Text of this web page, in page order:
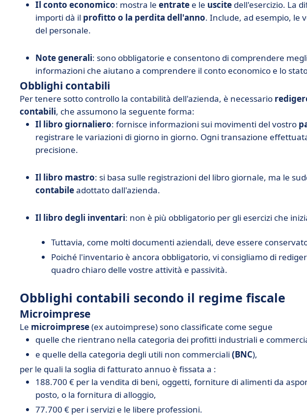
Il conto economico: mostra le entrate e le uscite dell'esercizio. La
importi dà il profitto o la perdita dell'anno. Include, ad esempio, le
del personale.
Note generali: sono obbligatorie e consentono di comprendere
informazioni che aiutano a comprendere il conto economico e lo
Obblighi contabili
Per tenere sotto controllo la contabilità dell'azienda, è necessario
contabili, che assumono la seguente forma:
Il libro giornaliero: fornisce informazioni sui movimenti del vostro
registrare le variazioni di giorno in giorno. Ogni transazione
precisione.
Il libro mastro: si basa sulle registrazioni del libro giornale, ma le
contabileadottato dall'azienda.
Il libro degli inventari: non è più obbligatorio per gli esercizi che
Tuttavia, come molti documenti aziendali, deve essere
Poiché l'inventario è ancora obbligatorio, vi consigliamo di
quadro chiaro delle vostre attività e passività.
Obblighi contabili secondo il regime fiscale
Microimprese
Le microimprese(ex autoimprese) sono classificate come segue
quelle che rientrano nella categoria dei profitti industriali e
e quelle della categoria degli utili non commerciali (BNC),
per le quali la soglia di fatturato annuo è fissata a :
188.700 € per la vendita di beni, oggetti, forniture di alimenti da
posto, o la fornitura di alloggio,
77.700 € per i servizi e le libere professioni.